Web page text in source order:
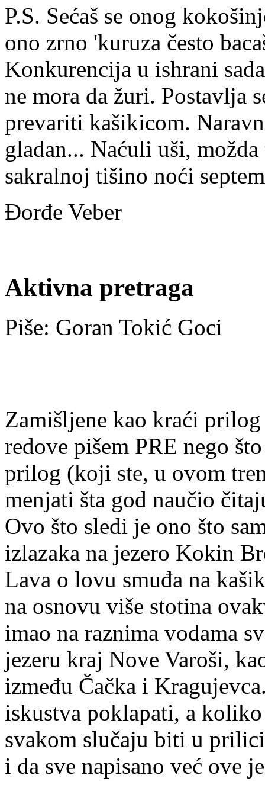
P.S. Sećaš se onog
ono zrno 'kuruza često
Konkurencija u ishrani
ne mora da žuri. Postavlja
prevariti kašikicom.
gladan... Naćuli uši,
sakralnoj tišino noći
Đorđe Veber
Aktivna pretraga
Piše: Goran Tokić Goci
Zamišljene kao kraći
redove pišem PRE nego
prilog (koji ste, u ovom
menjati šta god naučio
Ovo što sledi je ono što
izlazaka na jezero Kokin
Lava o lovu smuđa na
na osnovu više stotina
imao na raznima vodama
jezeru kraj Nove Varoši,
između Čačka i
iskustva poklapati, a
svakom slučaju biti u
i da sve napisano već ove